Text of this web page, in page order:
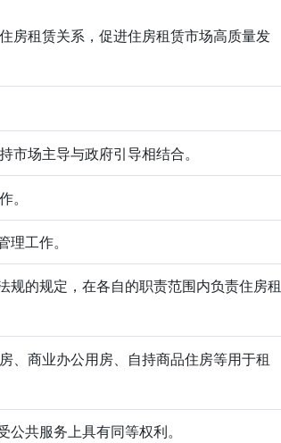
房租赁关系，促进住房租赁市场高质量发
场主导与政府引导相结合。
。
工作。
的规定，在各自的职责范围内负责住房租
、商业办公用房、自持商品住房等用于租
共服务上具有同等权利。